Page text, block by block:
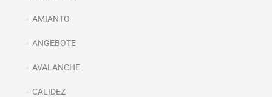
AMIANTO
ANGEBOTE
AVALANCHE
CALIDEZ